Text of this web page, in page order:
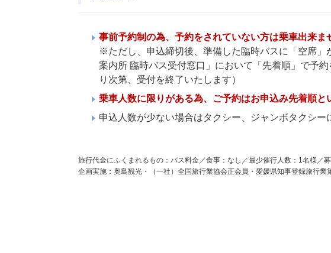
事前予約制の為、予約をされていない方は乗車出来ま
※ただし、申込締切後、準備した臨時バスに「空席
案内所 臨時バス受付窓口」において「先着順」で予
り次第、受付を終了いたします）
乗車人数に限りがある為、ご予約はお申込み先着順と
申込人数が少ない場合はタクシー、ジャンボタクシー
旅行代金にふくまれるもの：バス料金／食事：なし／最少催行人数：1名様／
企画実施：奥島観光・（一社）全国旅行業協会正会員・愛媛県知事登録旅行業